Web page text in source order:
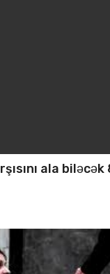
ala biləcək